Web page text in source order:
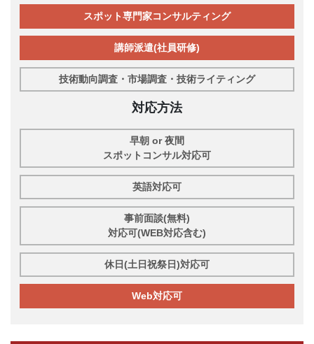
スポット専門家コンサルティング
講師派遣(社員研修)
技術動向調査・市場調査・技術ライティング
対応方法
早朝 or 夜間
スポットコンサル対応可
英語対応可
事前面談(無料)
対応可(WEB対応含む)
休日(土日祝祭日)対応可
Web対応可